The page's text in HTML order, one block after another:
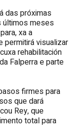
das próximas
últimos meses
xa a
permitirá visualizar
rehabilitación
Falperra e parte
firmes para
que dará
Rey, que
total para